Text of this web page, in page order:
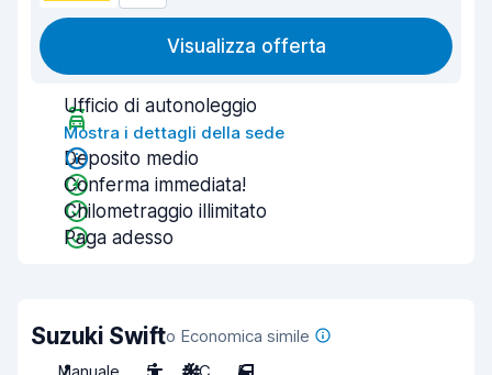
Visualizza offerta
Ufficio di autonoleggio
Mostra i dettagli della sede
Deposito medio
Conferma immediata!
Chilometraggio illimitato
Paga adesso
Suzuki Swifto Economica simile